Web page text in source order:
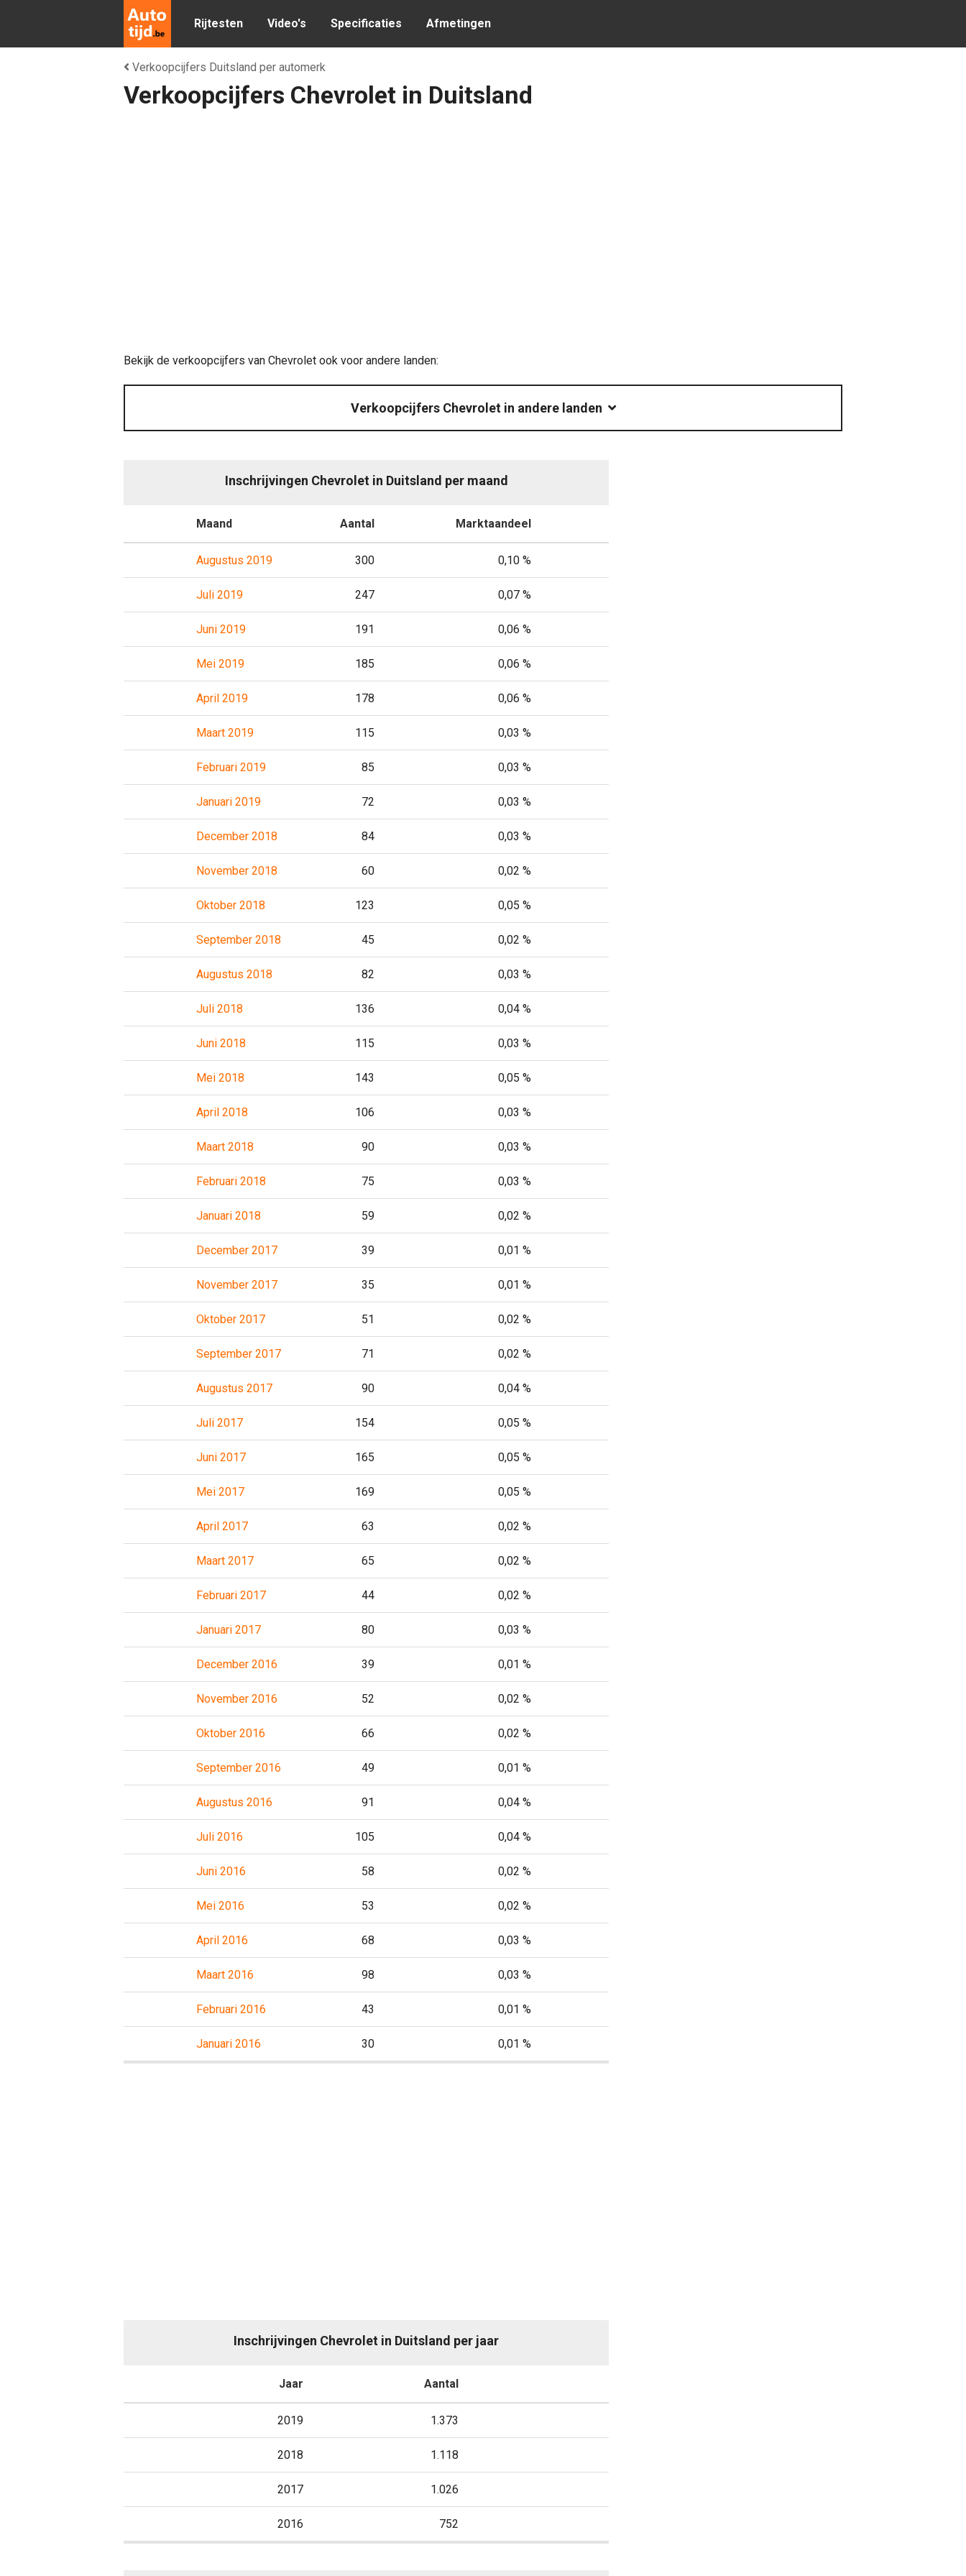
Rijtesten Video's Specificaties Afmetingen
Verkoopcijfers Duitsland per automerk
Verkoopcijfers Chevrolet in Duitsland
Bekijk de verkoopcijfers van Chevrolet ook voor andere landen:
Verkoopcijfers Chevrolet in andere landen
Inschrijvingen Chevrolet in Duitsland per maand
Maand Aantal Marktaandeel
Augustus 2019 300 0,10 %
Juli 2019 247 0,07 %
Juni 2019 191 0,06 %
Mei 2019 185 0,06 %
April 2019 178 0,06 %
Maart 2019 115 0,03 %
Februari 2019 85 0,03 %
Januari 2019 72 0,03 %
December 2018 84 0,03 %
November 2018 60 0,02 %
Oktober 2018 123 0,05 %
September 2018 45 0,02 %
Augustus 2018 82 0,03 %
Juli 2018 136 0,04 %
Juni 2018 115 0,03 %
Mei 2018 143 0,05 %
April 2018 106 0,03 %
Maart 2018 90 0,03 %
Februari 2018 75 0,03 %
Januari 2018 59 0,02 %
December 2017 39 0,01 %
November 2017 35 0,01 %
Oktober 2017 51 0,02 %
September 2017 71 0,02 %
Augustus 2017 90 0,04 %
Juli 2017 154 0,05 %
Juni 2017 165 0,05 %
Mei 2017 169 0,05 %
April 2017 63 0,02 %
Maart 2017 65 0,02 %
Februari 2017 44 0,02 %
Januari 2017 80 0,03 %
December 2016 39 0,01 %
November 2016 52 0,02 %
Oktober 2016 66 0,02 %
September 2016 49 0,01 %
Augustus 2016 91 0,04 %
Juli 2016 105 0,04 %
Juni 2016 58 0,02 %
Mei 2016 53 0,02 %
April 2016 68 0,03 %
Maart 2016 98 0,03 %
Februari 2016 43 0,01 %
Januari 2016 30 0,01 %
Inschrijvingen Chevrolet in Duitsland per jaar
Jaar Aantal
2019 1.373
2018 1.118
2017 1.026
2016 752